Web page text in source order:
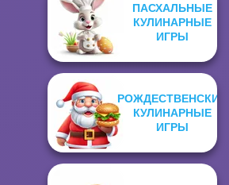
ПАСХАЛЬНЫЕ
КУЛИНАРНЫЕ
ИГРЫ
РОЖДЕСТВЕНСКИЕ
КУЛИНАРНЫЕ
ИГРЫ